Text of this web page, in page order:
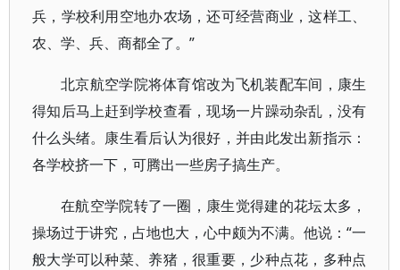
兵，学校利用空地办农场，还可经营商业，这样工、
农、学、兵、商都全了。”
北京航空学院将体育馆改为飞机装配车间，康生
得知后马上赶到学校查看，现场一片躁动杂乱，没有
什么头绪。康生看后认为很好，并由此发出新指示：
各学校挤一下，可腾出一些房子搞生产。
在航空学院转了一圈，康生觉得建的花坛太多，
操场过于讲究，占地也大，心中颇为不满。他说：“一
般大学可以种菜、养猪，很重要，少种点花，多种点